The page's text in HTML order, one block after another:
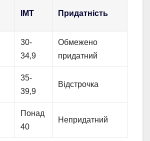
ІМТ Придатність
30-
34,9
Обмежено
придатний
35-
39,9
Відстрочка
Понад
40
Непридатний